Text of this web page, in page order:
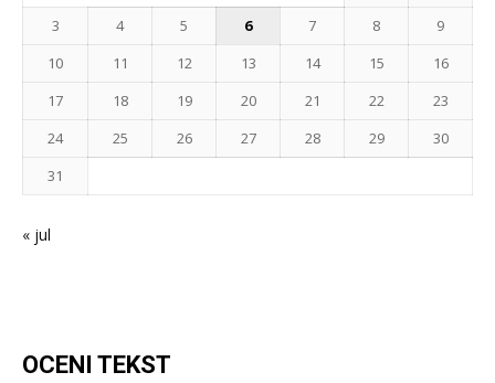
3
4 5 6 7 8
9
10
11 12 13 14 15
16
17
18 19 20 21 22
23
24
25 26 27 28 29
30
31
« jul
OCENI TEKST